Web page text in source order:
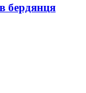
бердянця